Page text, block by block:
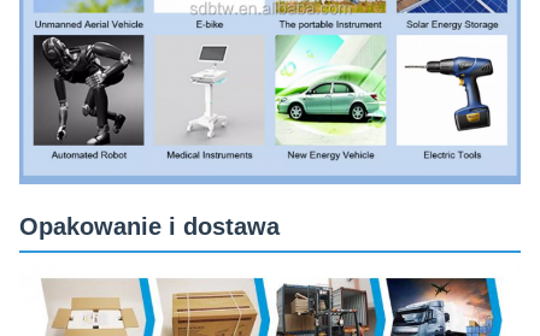
Opakowanie i dostawa